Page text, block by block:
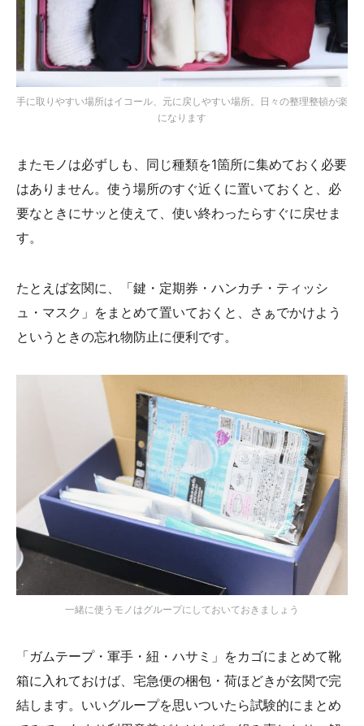
手に取りやすい場所はイコール、元に戻しやすい場所。日々の整理整頓が楽
になります
またモノは必ずしも、同じ種類を1箇所に集めておく必要
はありません。使う場所のすぐ近くに置いておくと、必
要なときにサッと使えて、使い終わったらすぐに戻せま
す。
たとえば玄関に、「鍵・定期券・ハンカチ・ティッシ
ュ・マスク」をまとめて置いておくと、さぁでかけよう
というときの忘れ物防止に便利です。
一緒に使うモノはグループにしておいておきましょう
「ガムテープ・軍手・紐・ハサミ」をカゴにまとめて靴
箱に入れておけば、宅急便の梱包・荷ほどきが玄関で完
結します。いいグループを思いついたら試験的にまとめ